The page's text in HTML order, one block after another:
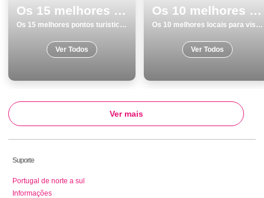
Os 15 melhores pontos turisticos para visitar em Peniche
Os 15 melhores pontos turisticos para visitar em Peniche
Ver Todos
Os 10 melhores locais para visitar em Lagoa
Os 10 melhores locais para visitar em Lagoa
Ver Todos
Ver mais
Suporte
Portugal de norte a sul
Informações